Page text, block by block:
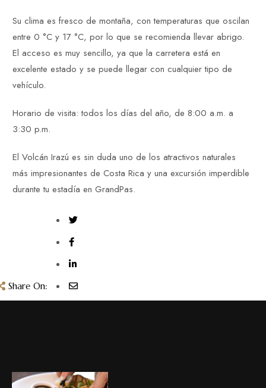
Su clima es fresco de montaña, con temperaturas que oscilan
entre 0 °C y 17 °C, por lo que se recomienda llevar abrigo.
El acceso es muy sencillo, ya que la carretera está en
excelente estado y se puede llegar con cualquier tipo de
vehículo.
Horario de visita: todos los días del año, de 8:00 a.m. a
3:30 p.m.
El Volcán Irazú es sin duda uno de los atractivos naturales
más impresionantes de Costa Rica y una excursión imperdible
durante tu estadía en GrandPas.
Share On: